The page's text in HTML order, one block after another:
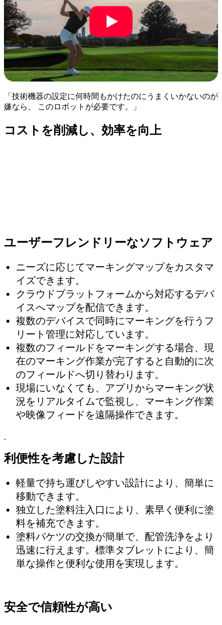
「技術機器の設定に何時間もかけたのにうまくいかないのが
嫌なら、 このロボットが必要です。」
コストを削減し、効率を向上
ユーザーフレンドリーなソフトウェア
ニーズに応じてマーキングマップをカスタマ
イズできます。
クラウドプラットフォームから対応するデバ
イスへマップを配信できます。
複数のデバイスで同時にマーキングを行うフ
リート管理に対応しています。
複数のフィールドをマーキングする場合、現
在のマーキング作業が完了すると自動的に次
のフィールドへ切り替わります。
現場にいなくても、アプリからマーキング状
況をリアルタイムで監視し、マーキング作業
や映像フィードを遠隔操作できます。
利便性を考慮した設計
軽量で持ち運びしやすい設計により、簡単に
移動できます。
独立した塗料注入口により、素早く便利に塗
料を補充できます。
塗料バケツの交換が簡単で、配管洗浄をより
迅速に行えます。標準タブレットにより、簡
単な操作と便利な使用を実現します。
安全で信頼性が高い